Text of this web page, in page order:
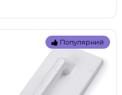
Популярний